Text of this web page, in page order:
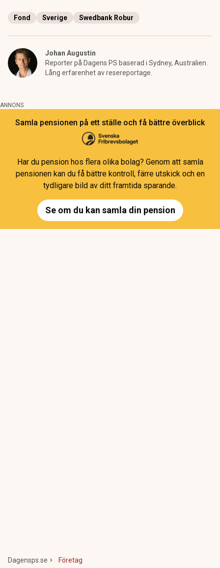
Fond Sverige Swedbank Robur
Johan Augustin
Reporter på Dagens PS baserad i Sydney, Australien.
Lång erfarenhet av resereportage.
ANNONS
Samla pensionen på ett ställe och få bättre överblick
Har du pension hos flera olika bolag? Genom att samla
pensionen kan du få bättre kontroll, färre utskick och en
tydligare bild av ditt framtida sparande.
Se om du kan samla din pension
Dagensps.se Företag